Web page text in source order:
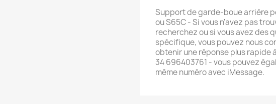
Support de garde-boue arrière
ou S65C - Si vous n'avez pas
recherchez ou si vous avez des
spécifique, vous pouvez nous
obtenir une réponse plus rapide
34 696403761 - vous pouvez
même numéro avec iMessage.